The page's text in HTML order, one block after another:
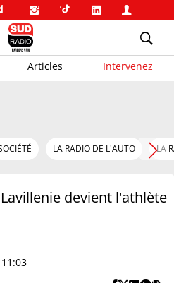
Articles Intervenez
LA RADIO DE L'AUTO LA
devient l'athlète